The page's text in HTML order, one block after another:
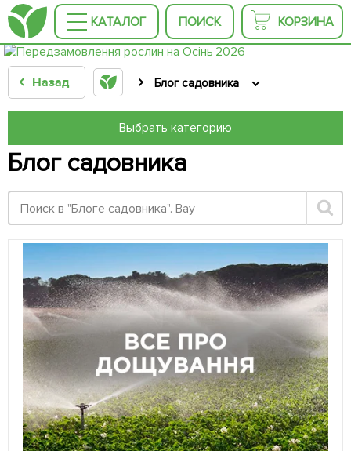
КАТАЛОГ ПОИСК КОРЗИНА
Назад Блог садовника
Выбрать категорию
Блог садовника